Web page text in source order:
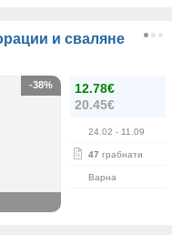
и сваляне
12.78€
20.45€
24.02 - 11.09
47 грабнати
Варна
-38%